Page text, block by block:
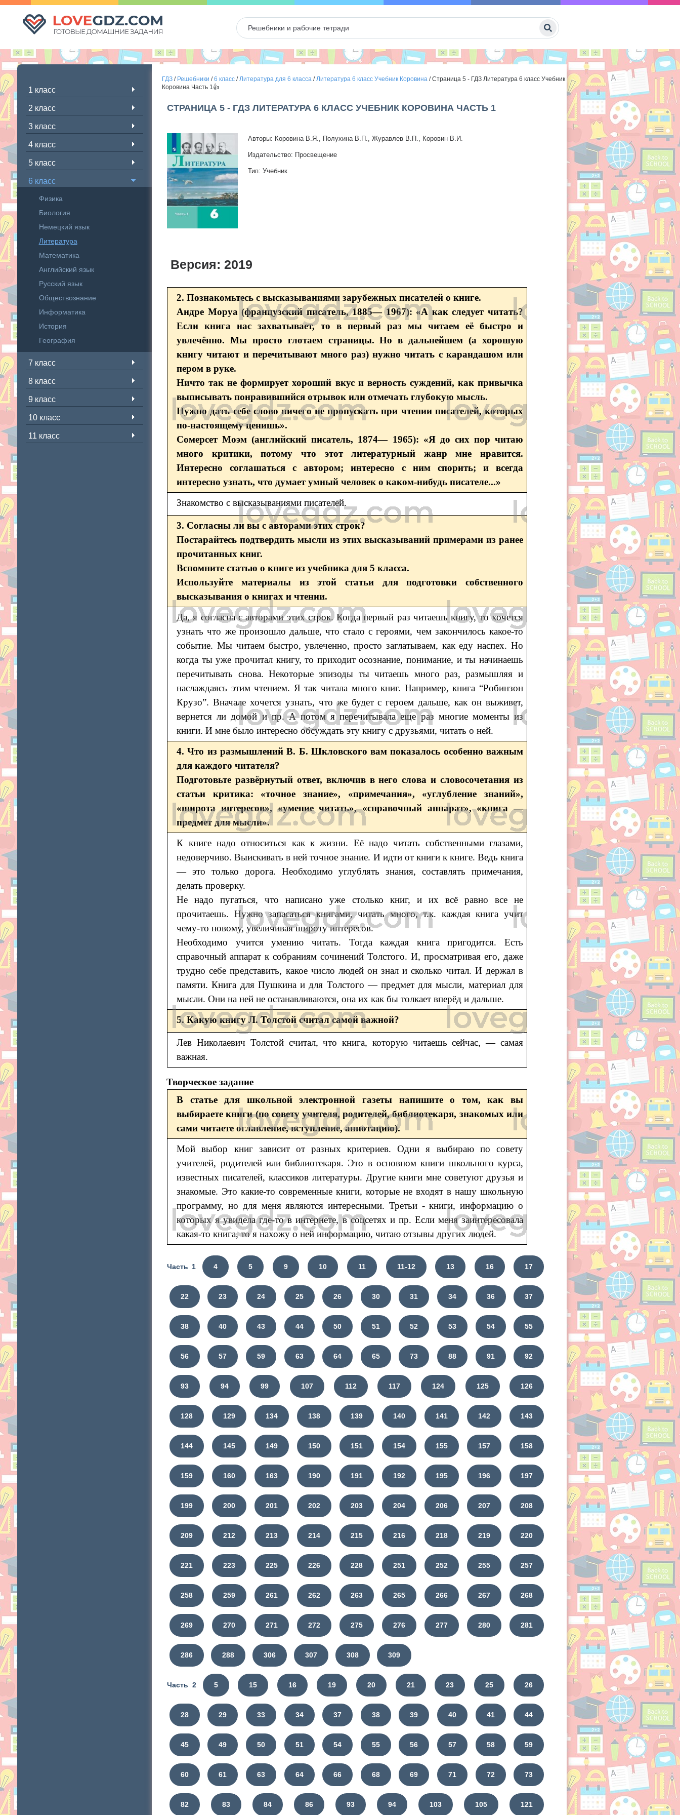
1 класс
2 класс
3 класс
4 класс
5 класс
6 класс
Физика
Биология
Немецкий язык
Литература
Математика
Английский язык
Русский язык
Обществознание
Информатика
История
География
7 класс
8 класс
9 класс
10 класс
11 класс
ГДЗ/ Решебники /6 класс/Литература для 6 класса/Литература 6 класс Учебник Коровина/Страница 5 - ГДЗ Литература 6 класс Учебник
Коровина Часть 1👍
СТРАНИЦА 5 - ГДЗ ЛИТЕРАТУРА 6 КЛАСС УЧЕБНИК КОРОВИНА ЧАСТЬ 1
Авторы: Коровина В.Я., Полухина В.П., Журавлев В.П., Коровин В.И.
Издательство: Просвещение
Тип: Учебник
Версия: 2019
2. Познакомьтесь с высказываниями зарубежных писателей о книге.
Андре Моруа (французский писатель, 1885— 1967): «А как следует читать?
Если книга нас захватывает, то в первый раз мы читаем её быстро и
увлечённо. Мы просто глотаем страницы. Но в дальнейшем (а хорошую
книгу читают и перечитывают много раз) нужно читать с карандашом или
пером в руке.
Ничто так не формирует хороший вкус и верность суждений, как привычка
выписывать понравившийся отрывок или отмечать глубокую мысль.
Нужно дать себе слово ничего не пропускать при чтении писателей, которых
по-настоящему ценишь».
Сомерсет Моэм (английский писатель, 1874— 1965): «Я до сих пор читаю
много критики, потому что этот литературный жанр мне нравится.
Интересно соглашаться с автором; интересно с ним спорить; и всегда
интересно узнать, что думает умный человек о каком-нибудь писателе...»
Знакомство с высказываниями писателей.
3. Согласны ли вы с авторами этих строк?
Постарайтесь подтвердить мысли из этих высказываний примерами из ранее
прочитанных книг.
Вспомните статью о книге из учебника для 5 класса.
Используйте материалы из этой статьи для подготовки собственного
высказывания о книгах и чтении.
Да, я согласна с авторами этих строк. Когда первый раз читаешь книгу, то хочется
узнать что же произошло дальше, что стало с героями, чем закончилось какое-то
событие. Мы читаем быстро, увлеченно, просто заглатываем, как еду наспех. Но
когда ты уже прочитал книгу, то приходит осознание, понимание, и ты начинаешь
перечитывать снова. Некоторые эпизоды ты читаешь много раз, размышляя и
наслаждаясь этим чтением. Я так читала много книг. Например, книга “Робинзон
Крузо”. Вначале хочется узнать, что же будет с героем дальше, как он выживет,
вернется ли домой и пр. А потом я перечитывала еще раз многие моменты из
книги. И мне было интересно обсуждать эту книгу с друзьями, читать о ней.
4. Что из размышлений В. Б. Шкловского вам показалось особенно важным
для каждого читателя?
Подготовьте развёрнутый ответ, включив в него слова и словосочетания из
статьи критика: «точное знание», «примечания», «углубление знаний»,
«широта интересов», «умение читать», «справочный аппарат», «книга —
предмет для мысли».
К книге надо относиться как к жизни. Её надо читать собственными глазами,
недоверчиво. Выискивать в ней точное знание. И идти от книги к книге. Ведь книга
— это только дорога. Необходимо углублять знания, составлять примечания,
делать проверку.
Не надо пугаться, что написано уже столько книг, и их всё равно все не
прочитаешь. Нужно запасаться книгами, читать много, т.к. каждая книга учит
чему-то новому, увеличивая широту интересов.
Необходимо учится умению читать. Тогда каждая книга пригодится. Есть
справочный аппарат к собраниям сочинений Толстого. И, просматривая его, даже
трудно себе представить, какое число людей он знал и сколько читал. И держал в
памяти. Книга для Пушкина и для Толстого — предмет для мысли, материал для
мысли. Они на ней не останавливаются, она их как бы толкает вперёд и дальше.
5. Какую книгу Л. Толстой считал самой важной?
Лев Николаевич Толстой считал, что книга, которую читаешь сейчас, — самая
важная.
Творческое задание
В статье для школьной электронной газеты напишите о том, как вы
выбираете книги (по совету учителя, родителей, библиотекаря, знакомых или
сами читаете оглавление, вступление, аннотацию).
Мой выбор книг зависит от разных критериев. Одни я выбираю по совету
учителей, родителей или библиотекаря. Это в основном книги школьного курса,
известных писателей, классиков литературы. Другие книги мне советуют друзья и
знакомые. Это какие-то современные книги, которые не входят в нашу школьную
программу, но для меня являются интересными. Третьи - книги, информацию о
которых я увидела где-то в интернете, в соцсетях и пр. Если меня заинтересовала
какая-то книга, то я нахожу о ней информацию, читаю отзывы других людей.
Часть 1 4 5 9 10 11 11-12 13 16 17
22 23 24 25 26 30 31 34 36 37
38 40 43 44 50 51 52 53 54 55
56 57 59 63 64 65 73 88 91 92
93 94 99 107 112 117 124 125 126
128 129 134 138 139 140 141 142 143
144 145 149 150 151 154 155 157 158
159 160 163 190 191 192 195 196 197
199 200 201 202 203 204 206 207 208
209 212 213 214 215 216 218 219 220
221 223 225 226 228 251 252 255 257
258 259 261 262 263 265 266 267 268
269 270 271 272 275 276 277 280 281
286 288 306 307 308 309
Часть 2 5 15 16 19 20 21 23 25 26
28 29 33 34 37 38 39 40 41 44
45 49 50 51 54 55 56 57 58 59
60 61 63 64 66 68 69 71 72 73
82 83 84 86 93 94 103 105 121